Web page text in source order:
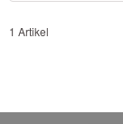
1 Artikel